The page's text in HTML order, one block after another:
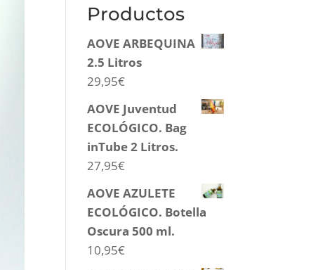
Productos
AOVE ARBEQUINA
2.5 Litros
29,95€
AOVE Juventud
ECOLÓGICO. Bag
inTube 2 Litros.
27,95€
AOVE AZULETE
ECOLÓGICO. Botella
Oscura 500 ml.
10,95€